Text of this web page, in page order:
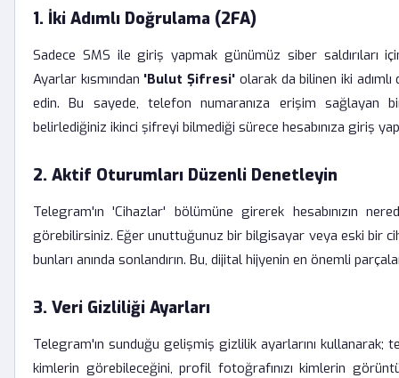
1. İki Adımlı Doğrulama (2FA)
Sadece SMS ile giriş yapmak günümüz siber saldırıları
Ayarlar kısmından 'Bulut Şifresi' olarak da bilinen iki
edin. Bu sayede, telefon numaranıza erişim sağlayan
belirlediğiniz ikinci şifreyi bilmediği sürece hesabınıza giriş
2. Aktif Oturumları Düzenli Denetleyin
Telegram'ın 'Cihazlar' bölümüne girerek hesabınızın
görebilirsiniz. Eğer unuttuğunuz bir bilgisayar veya eski bir
bunları anında sonlandırın. Bu, dijital hijyenin en önemli
3. Veri Gizliliği Ayarları
Telegram'ın sunduğu gelişmiş gizlilik ayarlarını kullanarak;
kimlerin görebileceğini, profil fotoğrafınızı kimlerin